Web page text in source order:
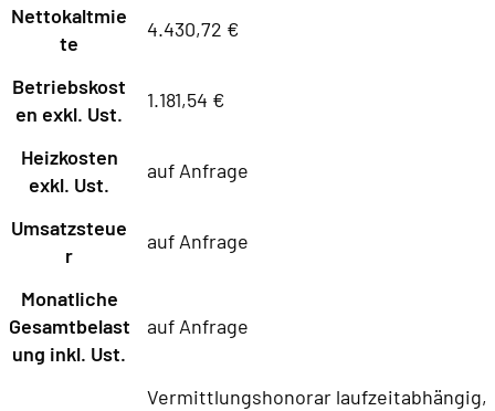
Nettokaltmie
te
4.430,72 €
Betriebskost
en exkl. Ust.
1.181,54 €
Heizkosten
exkl. Ust.
auf Anfrage
Umsatzsteue
r
auf Anfrage
Monatliche
Gesamtbelast
ung inkl. Ust.
auf Anfrage
Vermittlungshonorar laufzeitabhängig,